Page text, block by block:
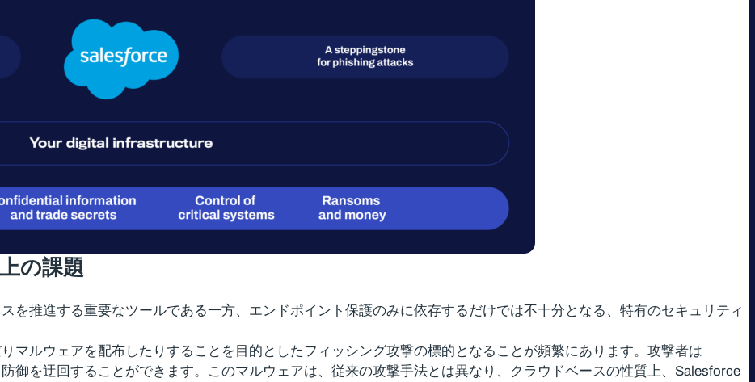
の課題
を推進する重要なツールである一方、エンドポイント保護のみに依存するだけでは不十分となる、特有のセキュリティ
マルウェアを配布したりすることを目的としたフィッシング攻撃の標的となることが頻繁にあります。攻撃者は
御を迂回することができます。このマルウェアは、従来の攻撃手法とは異なり、クラウドベースの性質上、Salesforce